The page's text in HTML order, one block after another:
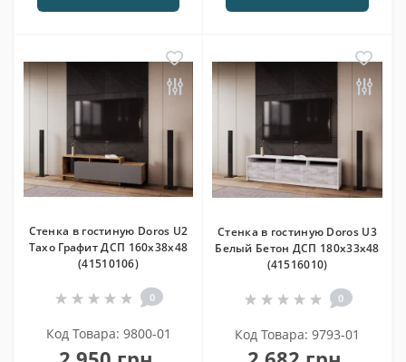
Стенка в гостиную Doros U2
Тахо Графит ДСП 160х38х48
(41510106)
0
Код Товара: 9800-01
Стенка в гостиную Doros U3
Белый Бетон ДСП 180х33х48
(41516010)
0
Код Товара: 9793-01